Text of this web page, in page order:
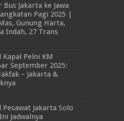
Bus Jakarta ke Jawa
Pagi 2025 |
Gunung Harta,
Indah, 27 Trans
Kapal Pelni KM
September 2025:
– Jakarta &
Pesawat Jakarta Solo
Jadwalnya